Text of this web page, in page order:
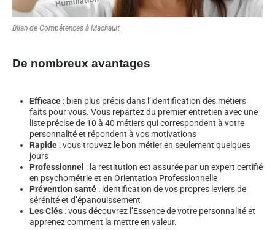
Bilan de Compétences à Machault
De nombreux avantages
Efficace : bien plus précis dans l’identification des métiers
faits pour vous. Vous repartez du premier entretien avec une
liste précise de 10 à 40 métiers qui correspondent à votre
personnalité et répondent à vos motivations
Rapide : vous trouvez le bon métier en seulement quelques
jours
Professionnel : la restitution est assurée par un expert certifié
en psychométrie et en Orientation Professionnelle
Prévention santé : identification de vos propres leviers de
sérénité et d’épanouissement
Les Clés : vous découvrez l’Essence de votre personnalité et
apprenez comment la mettre en valeur.